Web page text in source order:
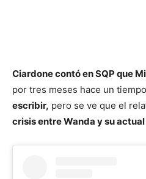
Ciardone contó en SQP que
por tres meses hace un
escribir, pero se ve que el
crisis entre Wanda y su